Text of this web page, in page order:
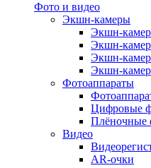
Фото и видео
Экшн-камеры
Экшн-
Экшн-
Экшн-
Экшн-
Фотоаппараты
Цифровые
Плёночные
Видео
AR-очки